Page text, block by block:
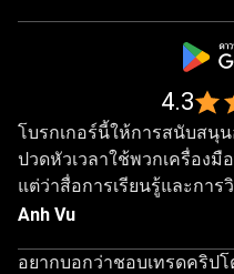
จาก
กว่า
1,000,000
คน
4.3
โบรกเกอร์นี้ให้การสนับสนุ
ปวดหัวเวลาใช้พวกเครื่องมื
แต่ว่าสื่อการเรียนรู้และกา
Anh Vu
อยากบอกว่าชอบเทรดคริป